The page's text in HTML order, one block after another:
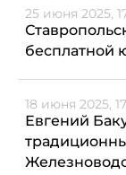
25 июня 2025,
бесплатной
18 июня 2025,
Евгений